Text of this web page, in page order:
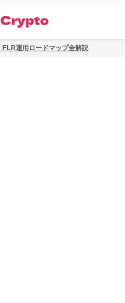
運用ロードマップ全解説